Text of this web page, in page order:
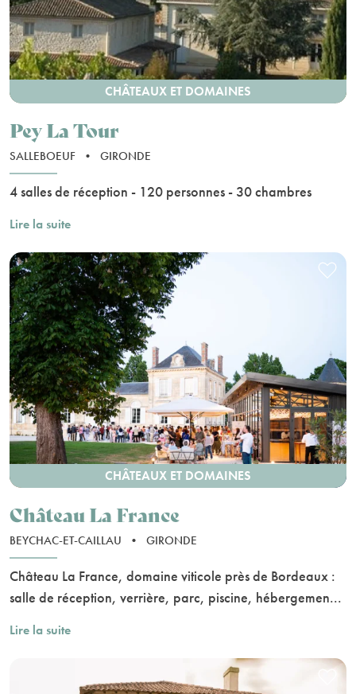
CHÂTEAUX ET DOMAINES
Pey La Tour
SALLEBOEUF • GIRONDE
4 salles de réception - 120 personnes - 30 chambres
Lire la suite
CHÂTEAUX ET DOMAINES
Château La France
BEYCHAC-ET-CAILLAU • GIRONDE
Château La France, domaine viticole près de Bordeaux :
salle de réception, verrière, parc, piscine, hébergemen...
Lire la suite